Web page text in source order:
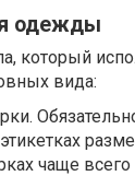
одежды
который
вида:
этикетках
чаще